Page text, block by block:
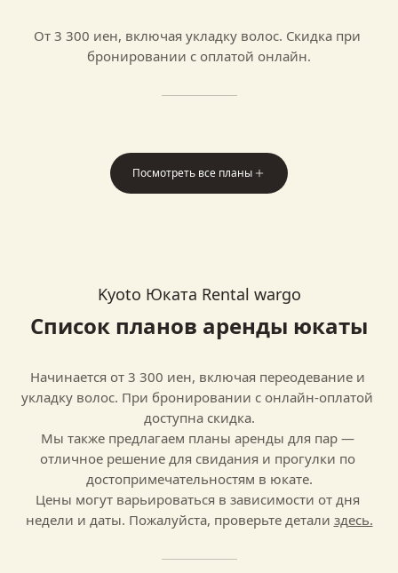
От 3 300 иен, включая укладку волос. Скидка при
бронировании с оплатой онлайн.
Посмотреть все планы
Kyoto Юката Rental wargo
Список планов аренды юкаты
Начинается от 3 300 иен, включая переодевание и
укладку волос. При бронировании с онлайн‑оплатой
доступна скидка.
Мы также предлагаем планы аренды для пар —
отличное решение для свидания и прогулки по
достопримечательностям в юкате.
Цены могут варьироваться в зависимости от дня
недели и даты. Пожалуйста, проверьте детали здесь.